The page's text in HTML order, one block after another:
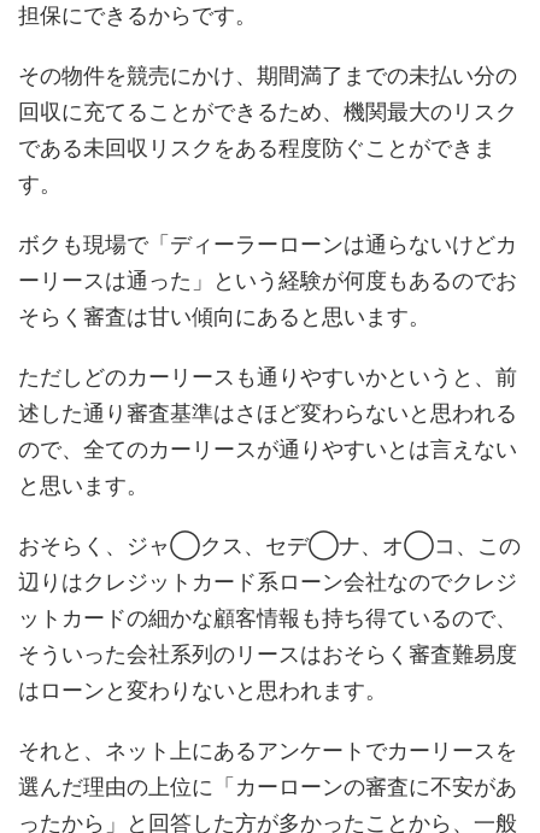
担保にできるからです。
その物件を競売にかけ、期間満了までの未払い分の
回収に充てることができるため、機関最大のリスク
である未回収リスクをある程度防ぐことができま
す。
ボクも現場で「ディーラーローンは通らないけどカ
ーリースは通った」という経験が何度もあるのでお
そらく審査は甘い傾向にあると思います。
ただしどのカーリースも通りやすいかというと、前
述した通り審査基準はさほど変わらないと思われる
ので、全てのカーリースが通りやすいとは言えない
と思います。
おそらく、ジャ◯クス、セデ◯ナ、オ◯コ、この
辺りはクレジットカード系ローン会社なのでクレジ
ットカードの細かな顧客情報も持ち得ているので、
そういった会社系列のリースはおそらく審査難易度
はローンと変わりないと思われます。
それと、ネット上にあるアンケートでカーリースを
選んだ理由の上位に「カーローンの審査に不安があ
ったから」と回答した方が多かったことから、一般